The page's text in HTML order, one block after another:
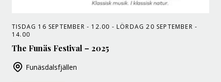
TISDAG 16 SEPTEMBER - 12.00 - LÖRDAG 20 SEPTEMBER -
14.00
The Funäs Festival – 2025
Funäsdalsfjällen